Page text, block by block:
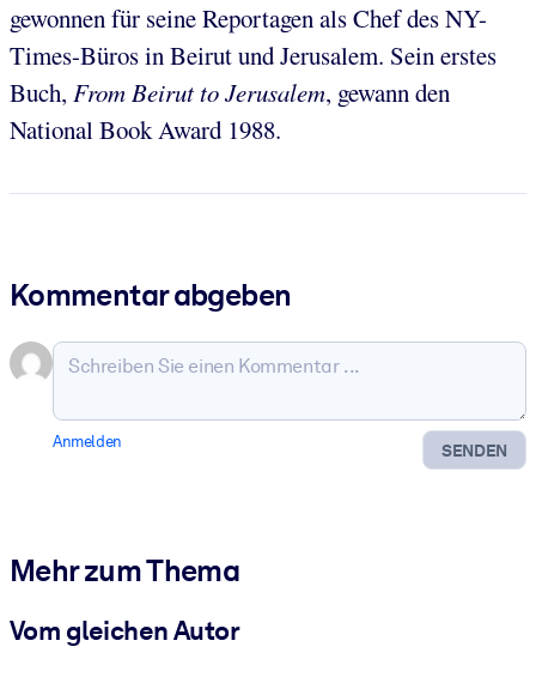
gewonnen für seine Reportagen als Chef des NY-
Times-Büros in Beirut und Jerusalem. Sein erstes
Buch, From Beirut to Jerusalem, gewann den
National Book Award 1988.
Kommentar abgeben
SENDEN
Anmelden
Mehr zum Thema
Vom gleichen Autor